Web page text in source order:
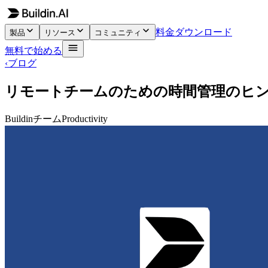
製品 リソース コミュニティ 料金ダウンロード
無料で始める
‹ブログ
リモートチームのための時間管理のヒ
BuildinチームProductivity